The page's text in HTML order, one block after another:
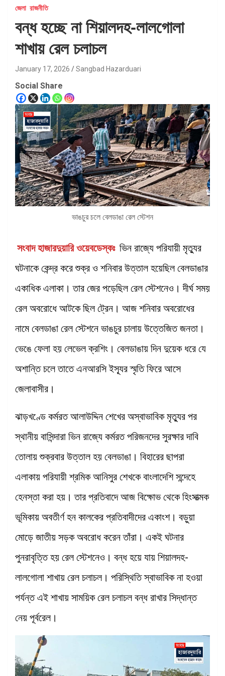
জেলা রাজনীতি
বন্ধ হচ্ছে না শিয়ালদহ-লালগোলা
শাখায় রেল চলাচল
January 17, 2026 Sangbad Hazarduari
Social Share
ভাঙচুর চলে বেলডাঙা রেল স্টেশন
সংবাদ হাজারদুয়ারি ওয়েবডেস্কঃ ভিন রাজ্যে পরিযায়ী মৃত্যুর
ঘটনাকে কেন্দ্র করে শুক্র ও শনিবার উত্তাল হয়েছিল বেলডাঙার
একাধিক এলাকা। তার জের পড়েছিল রেল স্টেশনেও। দীর্ঘ সময়
রেল অবরোধে আটকে ছিল ট্রেন। আজ শনিবার অবরোধের
নামে বেলডাঙা রেল স্টেশনে ভাঙচুর চালায় উত্তেজিত জনতা।
ভেঙে ফেলা হয় লেভেল ক্রশিং। বেলডাঙায় দিন দুয়েক ধরে যে
অশান্তি চলে তাতে এনআরসি ইস্যূর স্মৃতি ফিরে আসে
জেলাবাসীর।
ঝাড়খণ্ডে কর্মরত আলাউদ্দিন শেখের অস্বাভাবিক মৃত্যুর পর
স্থানীয় বাসিন্দারা ভিন রাজ্যে কর্মরত পরিজনদের সুরক্ষার দাবি
তোলায় শুক্রবার উত্তাল হয় বেলডাঙা। বিহারের ছাপরা
এলাকায় পরিযায়ী শ্রমিক আনিসুর শেখকে বাংলাদেশি সন্দেহে
হেনস্তা করা হয়। তার প্রতিবাদে আজ বিক্ষোভ থেকে হিংসাত্মক
ভূমিকায় অবতীর্ণ হন কালকের প্রতিবাদীদের একাংশ। বড়ুয়া
মোড়ে জাতীয় সড়ক অবরোধ করেন তাঁরা। একই ঘটনার
পুনরাবৃত্তি হয় রেল স্টেশনেও। বন্ধ হয়ে যায় শিয়ালদহ-
লালগোলা শাখায় রেল চলাচল। পরিস্থিতি স্বাভাবিক না হওয়া
পর্যন্ত এই শাখায় সাময়িক রেল চলাচল বন্ধ রাখার সিদ্ধান্ত
নেয় পূর্বরেল।